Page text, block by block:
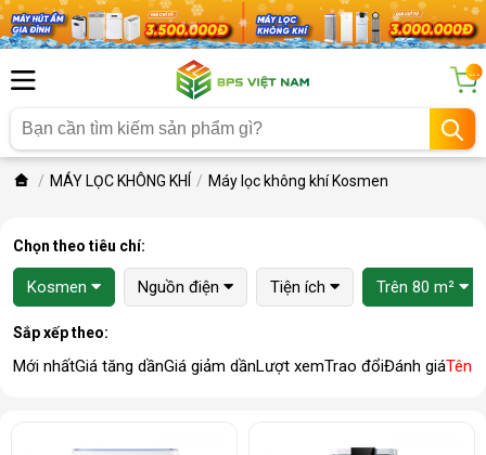
...
MÁY LỌC KHÔNG KHÍ Máy lọc không khí Kosmen
Chọn theo tiêu chí:
Kosmen Nguồn điện Tiện ích Trên 80 m²
Sắp xếp theo:
Mới nhấtGiá tăng dầnGiá giảm dầnLượt xemTrao đổiĐánh giáTên